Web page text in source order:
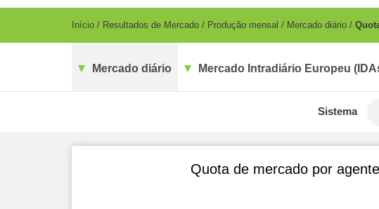
PT
Breadcrumb
Início Resultados de Mercado Produção mensal Mercado diário
Mercado diário Mercado Intradiário Europeu
Sistema
Quota de mercado por